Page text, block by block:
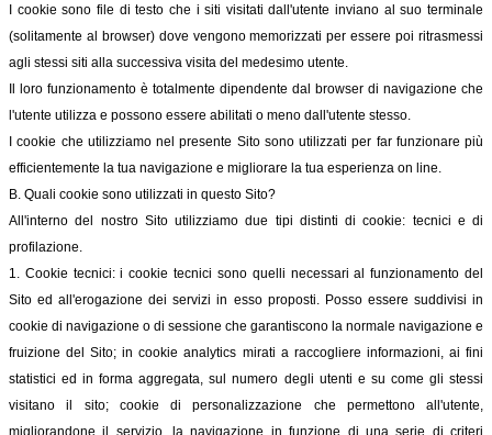
I cookie sono file di testo che i siti visitati dall'utente inviano al suo terminale
(solitamente al browser) dove vengono memorizzati per essere poi ritrasmessi
agli stessi siti alla successiva visita del medesimo utente.
Il loro funzionamento è totalmente dipendente dal browser di navigazione che
l'utente utilizza e possono essere abilitati o meno dall'utente stesso.
I cookie che utilizziamo nel presente Sito sono utilizzati per far funzionare più
efficientemente la tua navigazione e migliorare la tua esperienza on line.
B. Quali cookie sono utilizzati in questo Sito?
All'interno del nostro Sito utilizziamo due tipi distinti di cookie: tecnici e di
profilazione.
1. Cookie tecnici: i cookie tecnici sono quelli necessari al funzionamento del
Sito ed all'erogazione dei servizi in esso proposti. Posso essere suddivisi in
cookie di navigazione o di sessione che garantiscono la normale navigazione e
fruizione del Sito; in cookie analytics mirati a raccogliere informazioni, ai fini
statistici ed in forma aggregata, sul numero degli utenti e su come gli stessi
visitano il sito; cookie di personalizzazione che permettono all'utente,
migliorandone il servizio, la navigazione in funzione di una serie di criteri